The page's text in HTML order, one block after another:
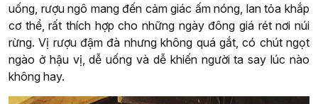
uống, rượu ngô mang đến cảm giác ấm nóng, lan tỏa khắp
cơ thể, rất thích hợp cho những ngày đông giá rét nơi núi
rừng. Vị rượu đậm đà nhưng không quá gắt, có chút ngọt
ngào ở hậu vị, dễ uống và dễ khiến người ta say lúc nào
không hay.